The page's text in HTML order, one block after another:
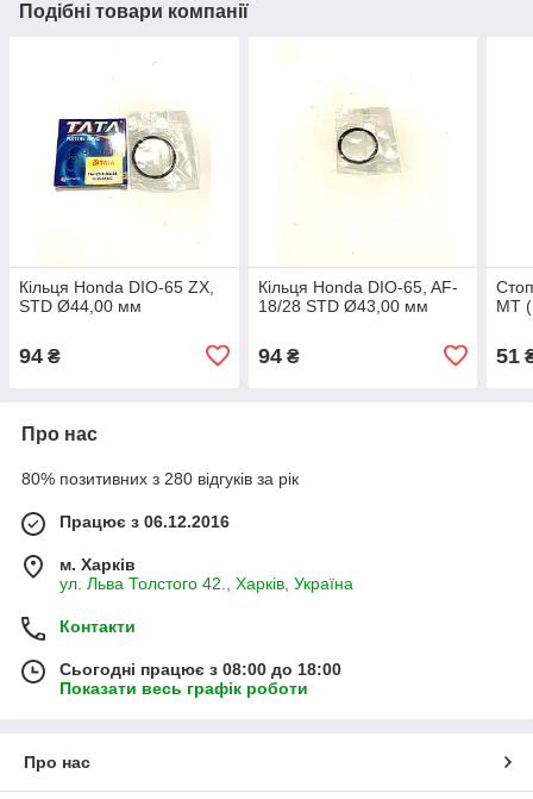
Подібні товари компанії
Кільця Honda DIO-65 ZX,
STD Ø44,00 мм
94 ₴
Кільця Honda DIO-65, AF-
18/28 STD Ø43,00 мм
94₴
МТ
51
Про нас
80% позитивних з 280 відгуків за рік
Працює з 06.12.2016
м. Харків
ул. Льва Толстого 42., Харків, Україна
Контакти
Сьогодні працює з 08:00 до 18:00
Показати весь графік роботи
Про нас